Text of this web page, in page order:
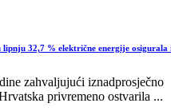
32,7 % električne energije osigurala
zahvaljujući iznadprosječno
privremeno ostvarila ...